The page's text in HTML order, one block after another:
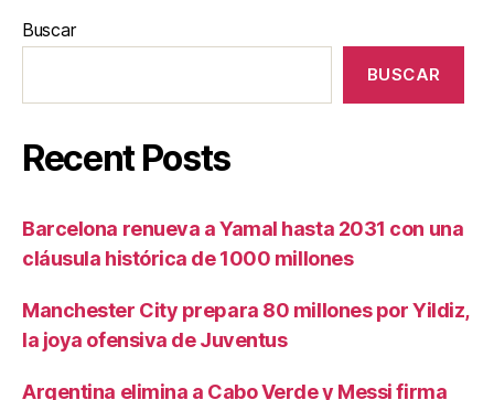
Buscar
BUSCAR
Recent Posts
Barcelona renueva a Yamal hasta 2031 con una
cláusula histórica de 1000 millones
Manchester City prepara 80 millones por Yildiz,
la joya ofensiva de Juventus
Argentina elimina a Cabo Verde y Messi firma